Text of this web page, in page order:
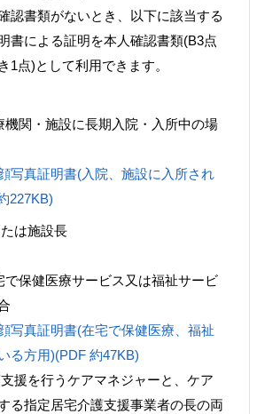
認書類がないとき、以下に該当する
書による証明を本人確認書類(B3点
1点)として利用できます。
機関・施設に長期入院・入所中の場
写真証明書(入院、施設に入所され
227KB)
は施設長
で保健医療サービス又は福祉サービ
写真証明書(在宅で保健医療、福祉
る方用)(PDF 約47KB)
援を行うケアマネジャーと、ケア
る指定居宅介護支援事業者の長の両